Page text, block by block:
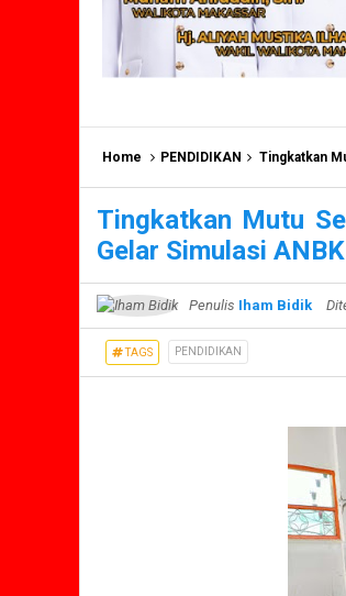
Home PENDIDIKAN Tingkatkan
Tingkatkan Mutu
Gelar Simulasi ANBK
Penulis Iham Bidik
TAGS PENDIDIKAN